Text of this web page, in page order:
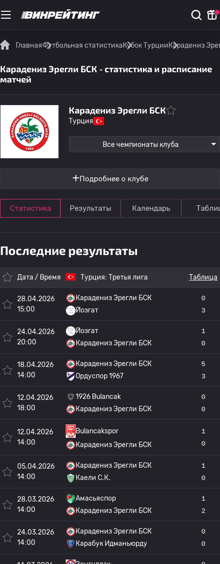
ГлавнаяФутбольная статистикаКубок ТурцииКарадениз
Карадениз Эрегли БСК - статистика и расписание
матчей
Карадениз Эрегли БСК
Турция
Все чемпионаты клуба
Подробнее о клубе
Статистика Результаты Календарь
Последние результаты
Дата / Время Турция: Третья лига Таблица
28.04.2026
15:00
Карадениз Эрегли БСК
Йозгат
0
3
24.04.2026
20:00
Йозгат
Карадениз Эрегли БСК
1
0
18.04.2026
14:00
Карадениз Эрегли БСК
Ордуспор 1967
5
3
12.04.2026
18:00
1926 Bulancak
Карадениз Эрегли БСК
0
0
12.04.2026
14:00
Bulancakspor
Карадениз Эрегли БСК
1
0
05.04.2026
14:00
Карадениз Эрегли БСК
Каели С.К.
1
0
28.03.2026
14:00
Амасьяспор
Карадениз Эрегли БСК
1
2
24.03.2026
14:00
Карадениз Эрегли БСК
Карабук Идманьюрду
0
0